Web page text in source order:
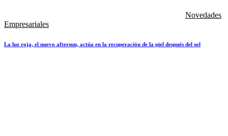
Novedades
Empresariales
La luz roja, el nuevo aftersun, actúa en la recuperación de la piel después del sol